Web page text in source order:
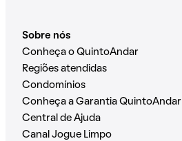
Sobre nós
Conheça o QuintoAndar
Regiões atendidas
Condomínios
Conheça a Garantia QuintoAndar
Central de Ajuda
Canal Jogue Limpo